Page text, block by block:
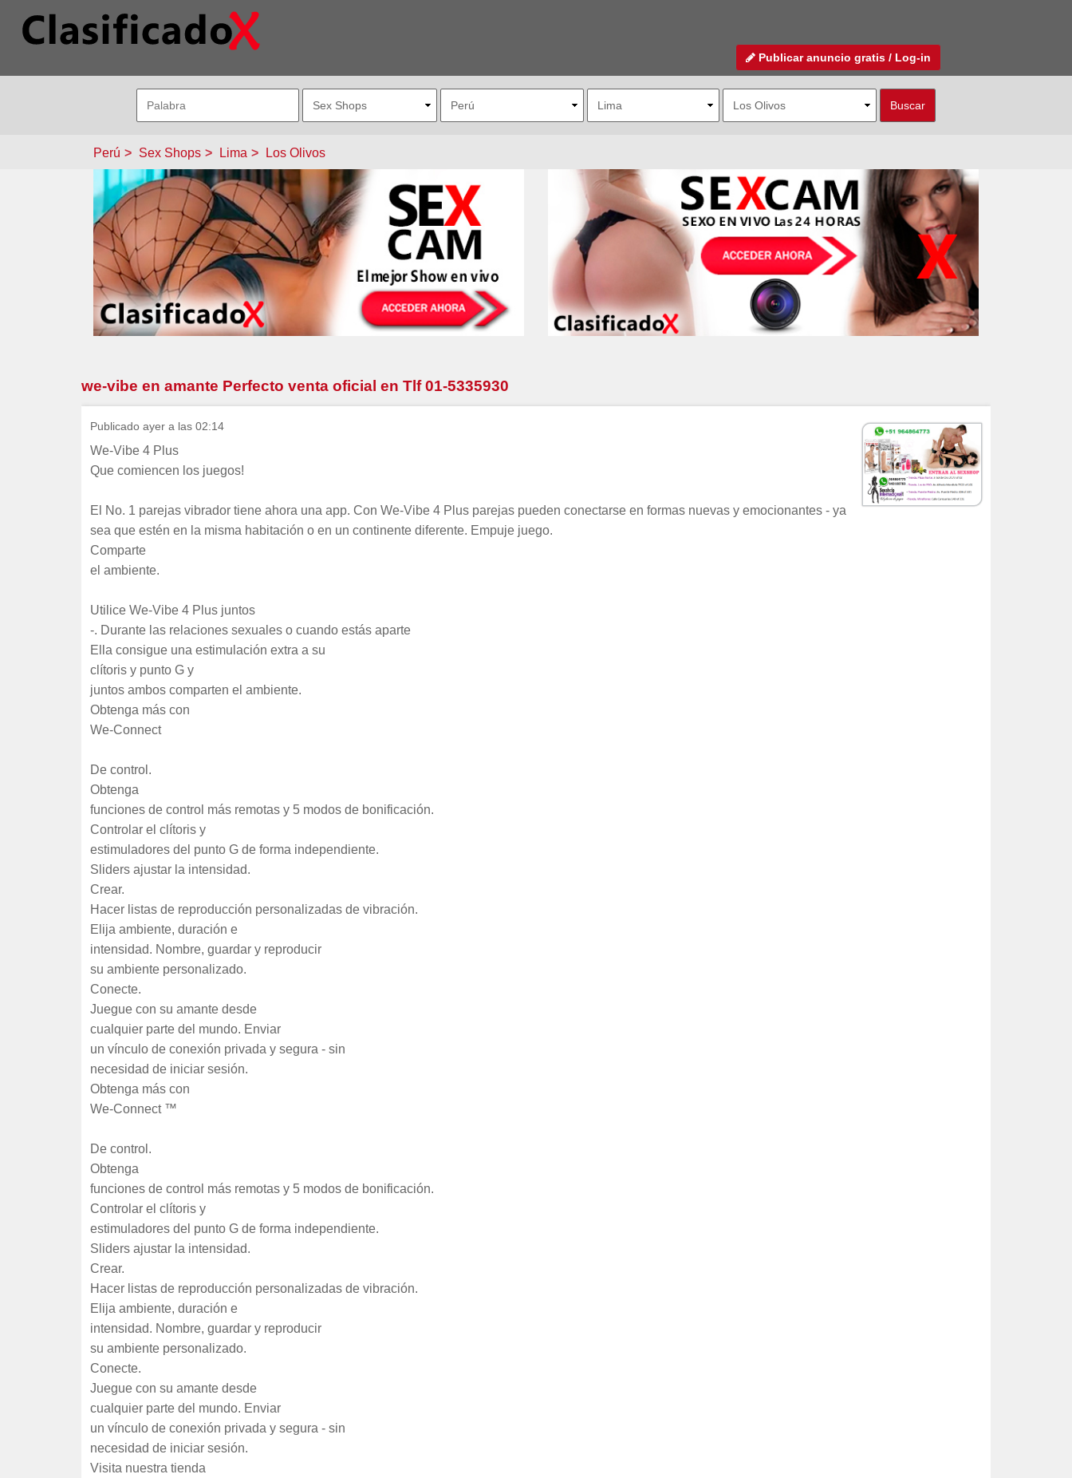
Publicar anuncio gratis / Log-in
Perú Sex Shops Lima Los Olivos
we-vibe en amante Perfecto venta oficial en Tlf 01-5335930
Publicado ayer a las 02:14
We-Vibe 4 Plus
Que comiencen los juegos!
El No. 1 parejas vibrador tiene ahora una app. Con We-Vibe 4 Plus parejas pueden conectarse en formas nuevas y emocionantes - ya
sea que estén en la misma habitación o en un continente diferente. Empuje juego.
Comparte
el ambiente.
Utilice We-Vibe 4 Plus juntos
-. Durante las relaciones sexuales o cuando estás aparte
Ella consigue una estimulación extra a su
clítoris y punto G y
juntos ambos comparten el ambiente.
Obtenga más con
We-Connect
De control.
Obtenga
funciones de control más remotas y 5 modos de bonificación.
Controlar el clítoris y
estimuladores del punto G de forma independiente.
Sliders ajustar la intensidad.
Crear.
Hacer listas de reproducción personalizadas de vibración.
Elija ambiente, duración e
intensidad. Nombre, guardar y reproducir
su ambiente personalizado.
Conecte.
Juegue con su amante desde
cualquier parte del mundo. Enviar
un vínculo de conexión privada y segura - sin
necesidad de iniciar sesión.
Obtenga más con
We-Connect ™
De control.
Obtenga
funciones de control más remotas y 5 modos de bonificación.
Controlar el clítoris y
estimuladores del punto G de forma independiente.
Sliders ajustar la intensidad.
Crear.
Hacer listas de reproducción personalizadas de vibración.
Elija ambiente, duración e
intensidad. Nombre, guardar y reproducir
su ambiente personalizado.
Conecte.
Juegue con su amante desde
cualquier parte del mundo. Enviar
un vínculo de conexión privada y segura - sin
necesidad de iniciar sesión.
Visita nuestra tienda